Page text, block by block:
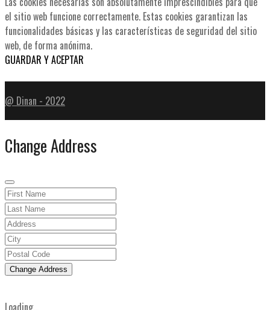
el sitio web funcione correctamente. Estas cookies garantizan las
funcionalidades básicas y las características de seguridad del sitio
web, de forma anónima.
GUARDAR Y ACEPTAR
@ Dinan - 2022
Change Address
Change Address